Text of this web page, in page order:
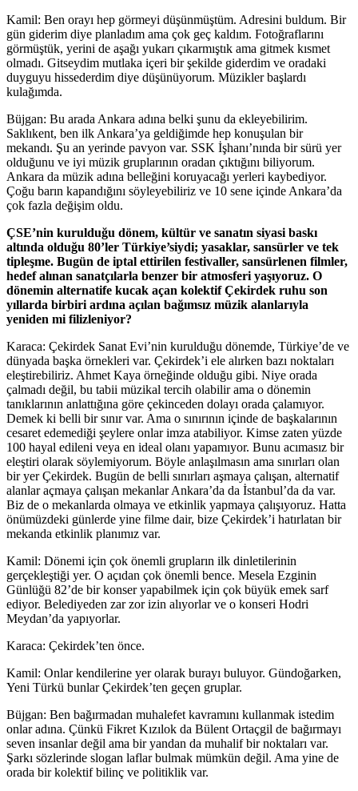
Kamil: Ben orayı hep görmeyi düşünmüştüm. Adresini buldum. Bir
gün giderim diye planladım ama çok geç kaldım. Fotoğraflarını
görmüştük, yerini de aşağı yukarı çıkarmıştık ama gitmek kısmet
olmadı. Gitseydim mutlaka içeri bir şekilde giderdim ve oradaki
duyguyu hissederdim diye düşünüyorum. Müzikler başlardı
kulağımda.
Büjgan: Bu arada Ankara adına belki şunu da ekleyebilirim.
Saklıkent, ben ilk Ankara’ya geldiğimde hep konuşulan bir
mekandı. Şu an yerinde pavyon var. SSK İşhanı’nında bir sürü yer
olduğunu ve iyi müzik gruplarının oradan çıktığını biliyorum.
Ankara da müzik adına belleğini koruyacağı yerleri kaybediyor.
Çoğu barın kapandığını söyleyebiliriz ve 10 sene içinde Ankara’da
çok fazla değişim oldu.
ÇSE’nin kurulduğu dönem, kültür ve sanatın siyasi baskı
altında olduğu 80’ler Türkiye’siydi; yasaklar, sansürler ve tek
tipleşme. Bugün de iptal ettirilen festivaller, sansürlenen filmler,
hedef alınan sanatçılarla benzer bir atmosferi yaşıyoruz. O
dönemin alternatife kucak açan kolektif Çekirdek ruhu son
yıllarda birbiri ardına açılan bağımsız müzik alanlarıyla
yeniden mi filizleniyor?
Karaca: Çekirdek Sanat Evi’nin kurulduğu dönemde, Türkiye’de ve
dünyada başka örnekleri var. Çekirdek’i ele alırken bazı noktaları
eleştirebiliriz. Ahmet Kaya örneğinde olduğu gibi. Niye orada
çalmadı değil, bu tabii müzikal tercih olabilir ama o dönemin
tanıklarının anlattığına göre çekinceden dolayı orada çalamıyor.
Demek ki belli bir sınır var. Ama o sınırının içinde de başkalarının
cesaret edemediği şeylere onlar imza atabiliyor. Kimse zaten yüzde
100 hayal edileni veya en ideal olanı yapamıyor. Bunu acımasız bir
eleştiri olarak söylemiyorum. Böyle anlaşılmasın ama sınırları olan
bir yer Çekirdek. Bugün de belli sınırları aşmaya çalışan, alternatif
alanlar açmaya çalışan mekanlar Ankara’da da İstanbul’da da var.
Biz de o mekanlarda olmaya ve etkinlik yapmaya çalışıyoruz. Hatta
önümüzdeki günlerde yine filme dair, bize Çekirdek’i hatırlatan bir
mekanda etkinlik planımız var.
Kamil: Dönemi için çok önemli grupların ilk dinletilerinin
gerçekleştiği yer. O açıdan çok önemli bence. Mesela Ezginin
Günlüğü 82’de bir konser yapabilmek için çok büyük emek sarf
ediyor. Belediyeden zar zor izin alıyorlar ve o konseri Hodri
Meydan’da yapıyorlar.
Karaca: Çekirdek’ten önce.
Kamil: Onlar kendilerine yer olarak burayı buluyor. Gündoğarken,
Yeni Türkü bunlar Çekirdek’ten geçen gruplar.
Büjgan: Ben bağırmadan muhalefet kavramını kullanmak istedim
onlar adına. Çünkü Fikret Kızılok da Bülent Ortaçgil de bağırmayı
seven insanlar değil ama bir yandan da muhalif bir noktaları var.
Şarkı sözlerinde slogan laflar bulmak mümkün değil. Ama yine de
orada bir kolektif bilinç ve politiklik var.